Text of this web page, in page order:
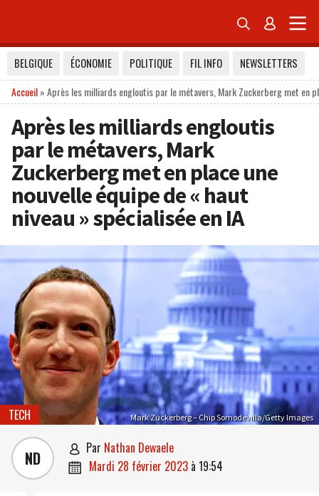
 
BELGIQUE ÉCONOMIE POLITIQUE FIL INFO
NEWSLETTERS
Accueil»Après les milliards engloutis par le métavers, Mark Zuckerberg met en
Après les milliards engloutis
par le métavers, Mark
Zuckerberg met en place une
nouvelle équipe de « haut
niveau » spécialisée en IA
Mark Zuckerberg – Chip Somodevilla/Getty Images
TECH
ND  par Nathan Dewaele
 mardi 28 février 2023 à 19:54